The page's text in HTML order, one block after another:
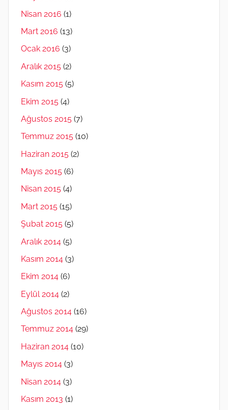
Nisan 2016 (1)
Mart 2016 (13)
Ocak 2016 (3)
Aralık 2015 (2)
Kasım 2015 (5)
Ekim 2015 (4)
Ağustos 2015 (7)
Temmuz 2015 (10)
Haziran 2015 (2)
Mayıs 2015 (6)
Nisan 2015 (4)
Mart 2015 (15)
Şubat 2015 (5)
Aralık 2014 (5)
Kasım 2014 (3)
Ekim 2014 (6)
Eylül 2014 (2)
Ağustos 2014 (16)
Temmuz 2014 (29)
Haziran 2014 (10)
Mayıs 2014 (3)
Nisan 2014 (3)
Kasım 2013 (1)